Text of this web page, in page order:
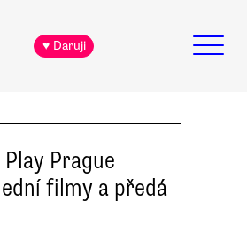
♥ Daruji
Prague
filmy a předá